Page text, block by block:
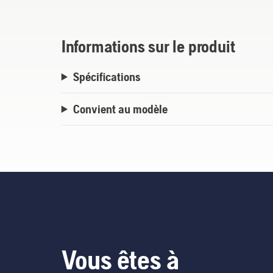
Informations sur le produit
Spécifications
Convient au modèle
Vous êtes à